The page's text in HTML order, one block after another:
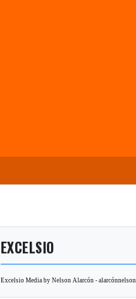
EXCELSIO
Excelsio Media by Nelson Alarcón - alarcónnelson